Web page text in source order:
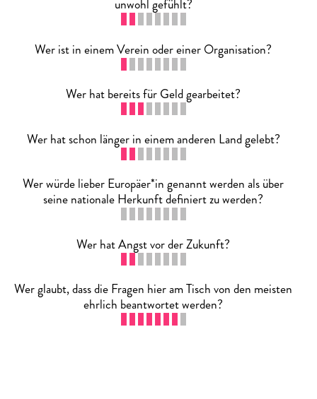
unwohl gefühlt?
Wer ist in einem Verein oder einer Organisation?
Wer hat bereits für Geld gearbeitet?
Wer hat schon länger in einem anderen Land gelebt?
Wer würde lieber Europäer*in genannt werden als über
seine nationale Herkunft definiert zu werden?
Wer hat Angst vor der Zukunft?
Wer glaubt, dass die Fragen hier am Tisch von den meisten
ehrlich beantwortet werden?